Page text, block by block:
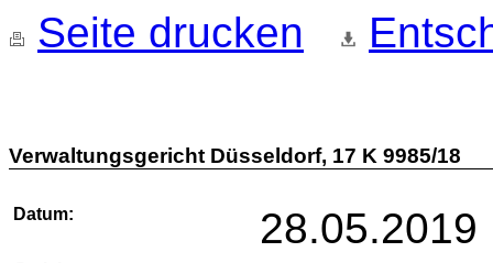
Seite drucken
Verwaltungsgericht Düsseldorf, 17 K 9985/18
Datum: 28.05.2019